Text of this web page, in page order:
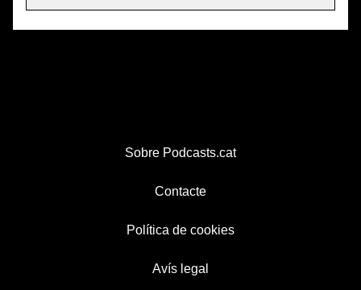
Sobre Podcasts.cat
Contacte
Política de cookies
Avís legal